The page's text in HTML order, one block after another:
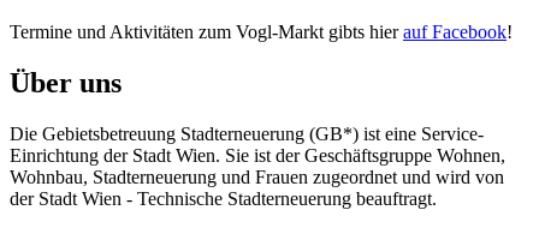
Termine und Aktivitäten zum Vogl-Markt gibts hierauf Facebook!
Über uns
Die Gebietsbetreuung Stadterneuerung (GB*) ist eine Service-
Einrichtung der Stadt Wien. Sie ist der Geschäfts­gruppe Wohnen,
Wohnbau, Stadt­erneuerung und Frauen zugeordnet und wird von
der Stadt Wien - Technische Stadterneuerung beauftragt.